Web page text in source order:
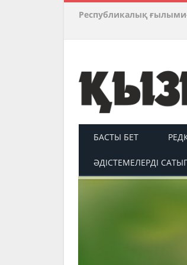
Республикалық
БАСТЫ БЕТ
ӘДІСТЕМЕЛЕРДІ